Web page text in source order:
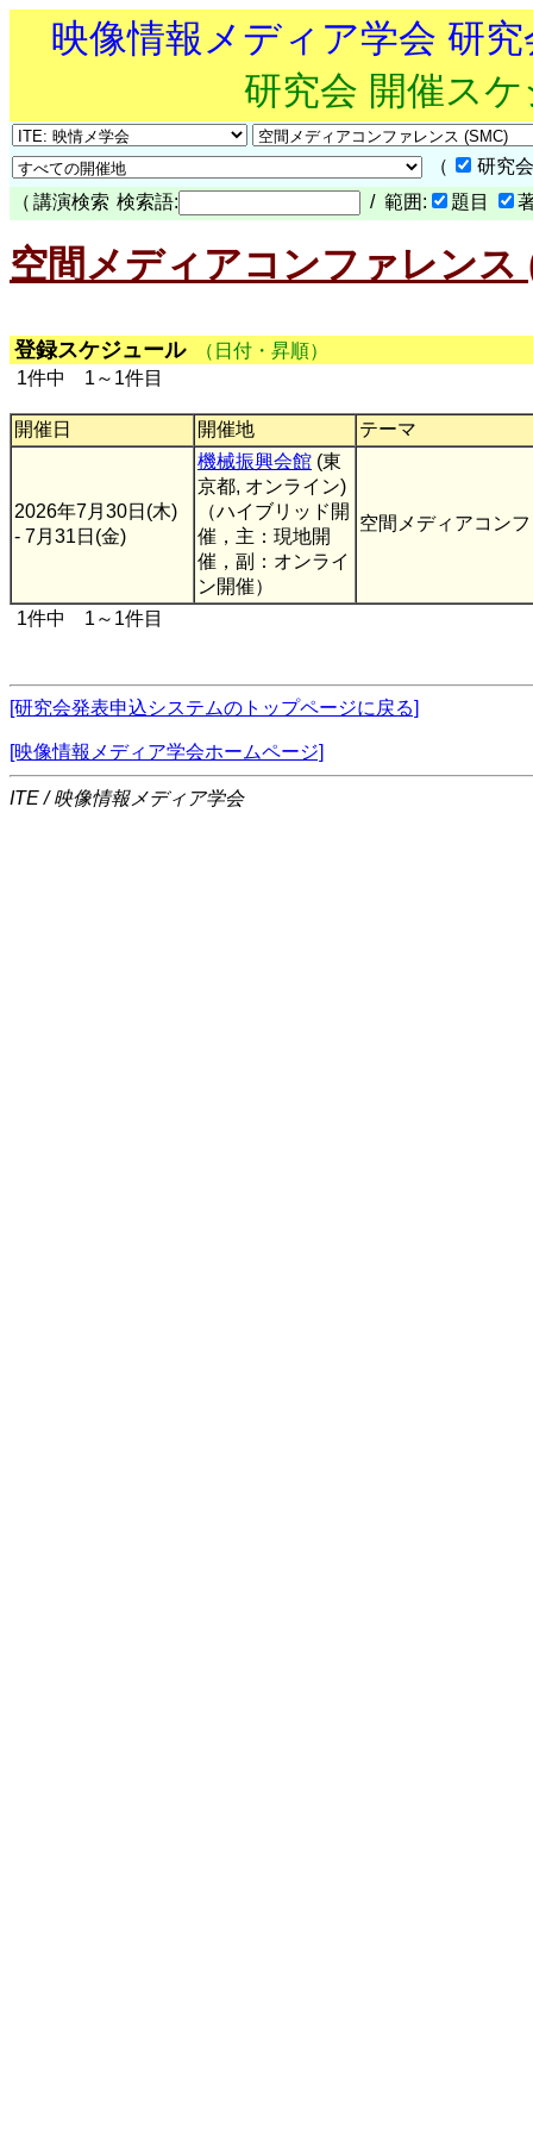
映像情報メディア学会 研
研究会 開催ス
（
研究
（ 講演検索 検索語: / 範囲: 題目
空間メディアコンファレンス
登録スケジュール
（日付・昇順）
1件中 1～1件目
開催日 開催地 テーマ
2026年7月30日(木)
- 7月31日(金)
機械振興会館 (東
京都, オンライン)
（ハイブリッド開
催，主：現地開
催，副：オンライ
ン開催）
空間メディアコン
1件中 1～1件目
[研究会発表申込システムのトップページに戻る]
[映像情報メディア学会ホームページ]
ITE / 映像情報メディア学会